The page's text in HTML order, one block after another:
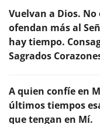
Vuelvan a Dios.
ofendan más al
hay tiempo.
Sagrados
A quien confíe en
últimos tiempos
que tengan en Mí.